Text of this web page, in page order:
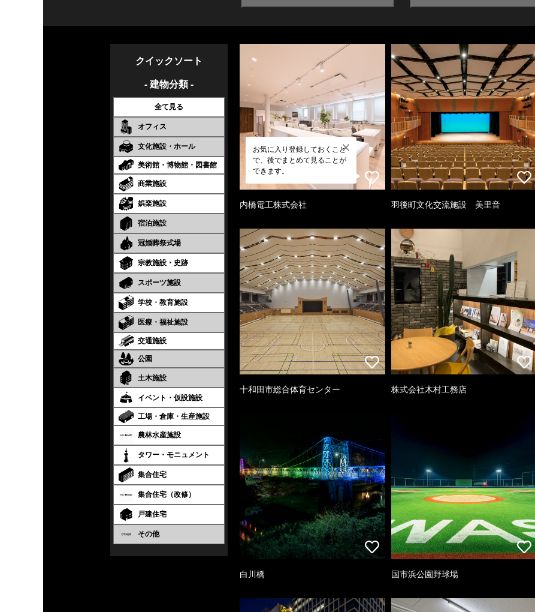
クイックソート
- 建物分類 -
全て見る
オフィス
文化施設・ホール
美術館・博物館・図書館
商業施設
娯楽施設
宿泊施設
冠婚葬祭式場
宗教施設・史跡
スポーツ施設
学校・教育施設
医療・福祉施設
交通施設
公園
土木施設
イベント・仮設施設
工場・倉庫・生産施設
農林水産施設
タワー・モニュメント
集合住宅
集合住宅（改修）
戸建住宅
その他
お気に入り登録しておくこと
で、後でまとめて見ることが
できます。
内橋電工株式会社 羽後町文化交流施設 美里音
十和田市総合体育センター 株式会社木村工務店
白川橋 国市浜公園野球場